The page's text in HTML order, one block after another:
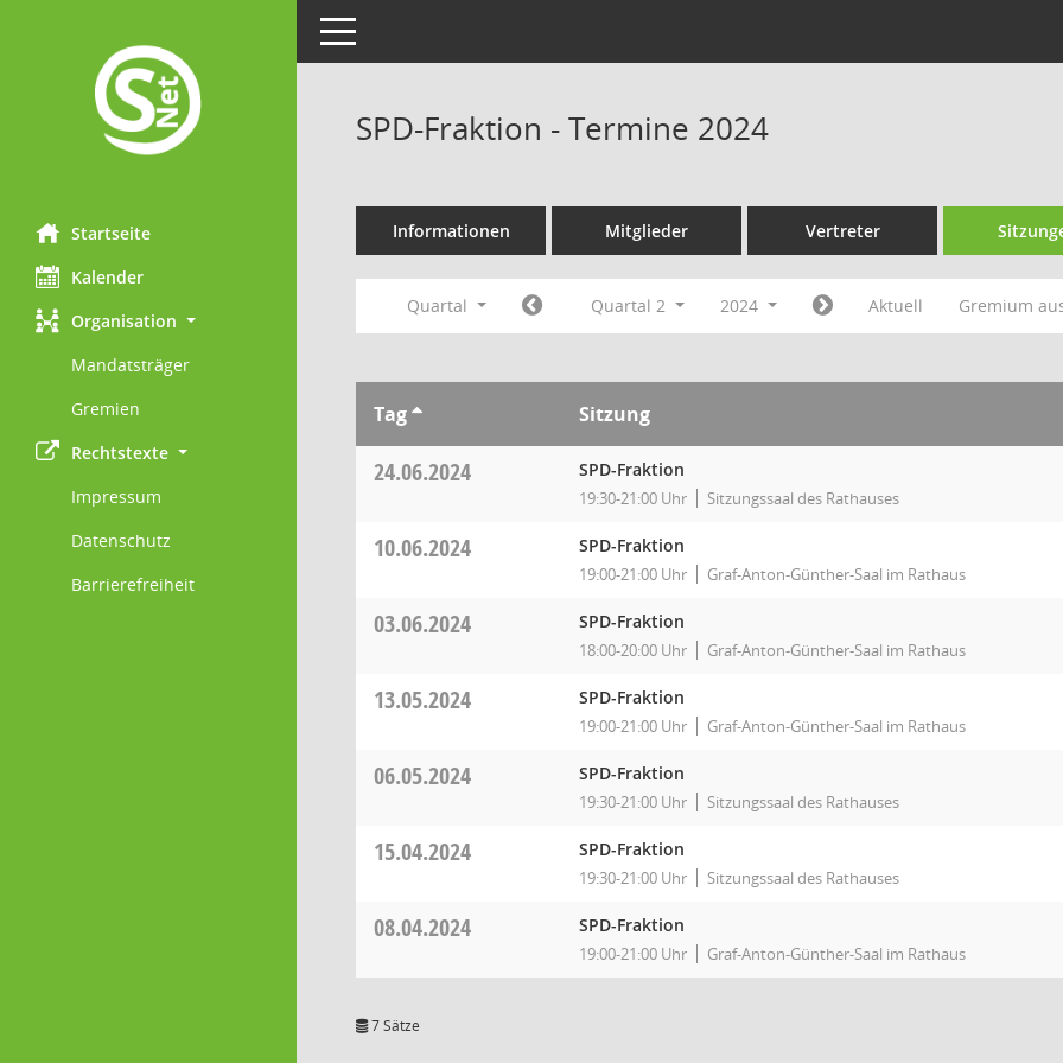
Startseite
Kalender
Organisation
Mandatsträger
Gremien
Rechtstexte
Impressum
Datenschutz
Barrierefreiheit
Toggle navigation
SPD-Fraktion - Termine 2024
Informationen Mitglieder Vertreter
Quartal Quartal 2 2024 Aktuell Gremium
Tag Sitzung
24.06.2024 SPD-Fraktion
19:30-21:00 Uhr Sitzungssaal des Rathauses
10.06.2024 SPD-Fraktion
19:00-21:00 Uhr Graf-Anton-Günther-Saal im Rathaus
03.06.2024 SPD-Fraktion
18:00-20:00 Uhr Graf-Anton-Günther-Saal im Rathaus
13.05.2024 SPD-Fraktion
19:00-21:00 Uhr Graf-Anton-Günther-Saal im Rathaus
06.05.2024 SPD-Fraktion
19:30-21:00 Uhr Sitzungssaal des Rathauses
15.04.2024 SPD-Fraktion
19:30-21:00 Uhr Sitzungssaal des Rathauses
08.04.2024 SPD-Fraktion
19:00-21:00 Uhr Graf-Anton-Günther-Saal im Rathaus
7 Sätze